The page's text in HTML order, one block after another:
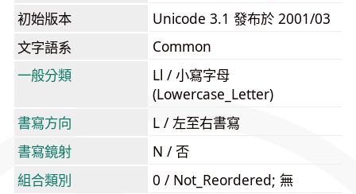
初始版本
Unicode 3.1 發布於 2001/03
文字語系
Common
一般分類
Ll / 小寫字母
(Lowercase_Letter)
書寫方向
L / 左至右書寫
書寫鏡射
N / 否
組合類別
0 / Not_Reordered; 無